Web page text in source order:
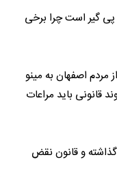
گیر است چرا برخی
خود عقب ننشسته ام و درباره مثالی که ذکر کردید (ابطال آرای 200 هزار نفر از مردم اصفهان به مینو
قانونی باید مراعات
گذاشته و قانون نقض